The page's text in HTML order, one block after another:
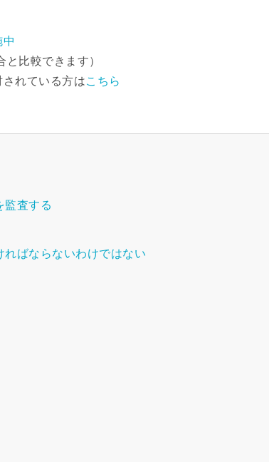
と比較できます）
れている方はこちら
監査する
ばならないわけではない